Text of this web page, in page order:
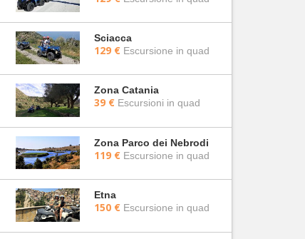
Sciacca
129 € Escursione in quad
Zona Catania
39 € Escursioni in quad
Zona Parco dei Nebrodi
119 € Escursione in quad
Etna
150 € Escursione in quad